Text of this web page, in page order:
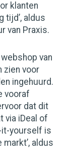
klanten
tijd’, aldus
van Praxis.
webshop van
zien voor
ingehuurd.
vooraf
dat dit
via iDeal of
it-yourself is
aldus